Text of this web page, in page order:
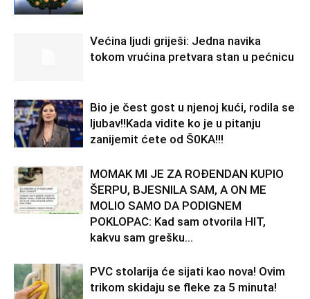
Većina ljudi griješi: Jedna navika
tokom vrućina pretvara stan u pećnicu
Bio je čest gost u njenoj kući, rodila se
ljubav!!Kada vidite ko je u pitanju
zanijemit ćete od Š0KA!!!
MOMAK MI JE ZA ROĐENDAN KUPIO
ŠERPU, BJESNILA SAM, A ON ME
MOLIO SAMO DA PODIGNEM
POKLOPAC: Kad sam otvorila HIT,
kakvu sam grešku...
PVC stolarija će sijati kao nova! Ovim
trikom skidaju se fleke za 5 minuta!